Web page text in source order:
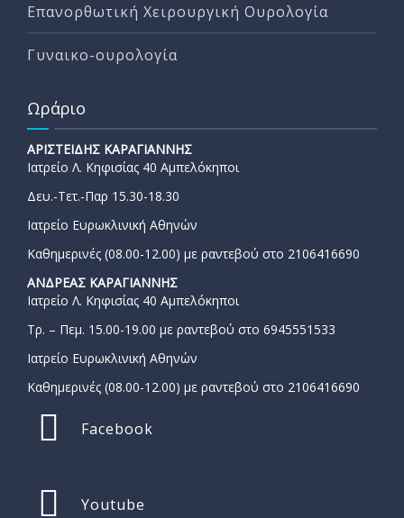
Επανορθωτική Χειρουργική Ουρολογία
Γυναικο-ουρολογία
Ωράριο
ΑΡΙΣΤΕΙΔΗΣ ΚΑΡΑΓΙΑΝΝΗΣ
Ιατρείο Λ. Κηφισίας 40 Αμπελόκηποι
Δευ.-Τετ.-Παρ 15.30-18.30
Ιατρείο Ευρωκλινική Αθηνών
Καθημερινές (08.00-12.00) με ραντεβού στο 2106416690
ΑΝΔΡΕΑΣ ΚΑΡΑΓΙΑΝΝΗΣ
Ιατρείο Λ. Κηφισίας 40 Αμπελόκηποι
Τρ. – Πεμ. 15.00-19.00 με ραντεβού στο 6945551533
Ιατρείο Ευρωκλινική Αθηνών
Καθημερινές (08.00-12.00) με ραντεβού στο 2106416690
Facebook
Youtube